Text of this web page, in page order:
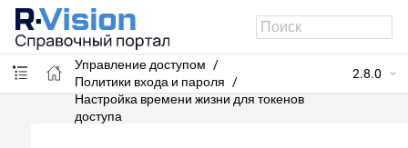
R-Vision SIEM
Администрирование системы
Управление доступом
Политики входа и пароля
Настройка времени жизни для токенов
доступа
2.8.0